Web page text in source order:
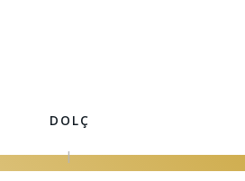
DOLÇ
|